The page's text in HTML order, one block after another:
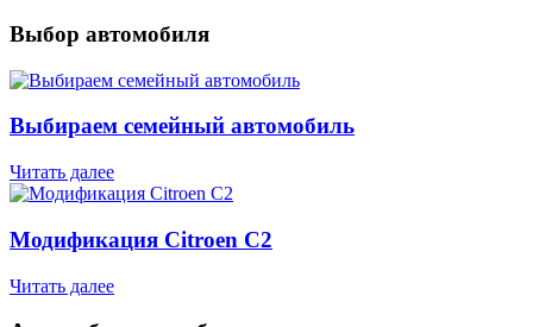
Выбор автомобиля
Выбираем семейный автомобиль
Читать далее
Модификация Citroen С2
Читать далее